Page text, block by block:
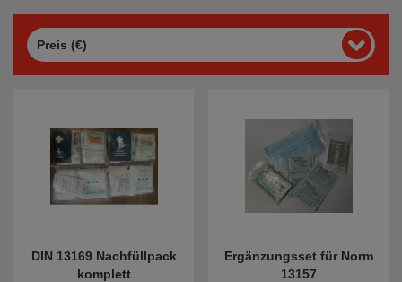
Preis (€)
DIN 13169 Nachfüllpack
komplett
Ergänzungsset für Norm
13157